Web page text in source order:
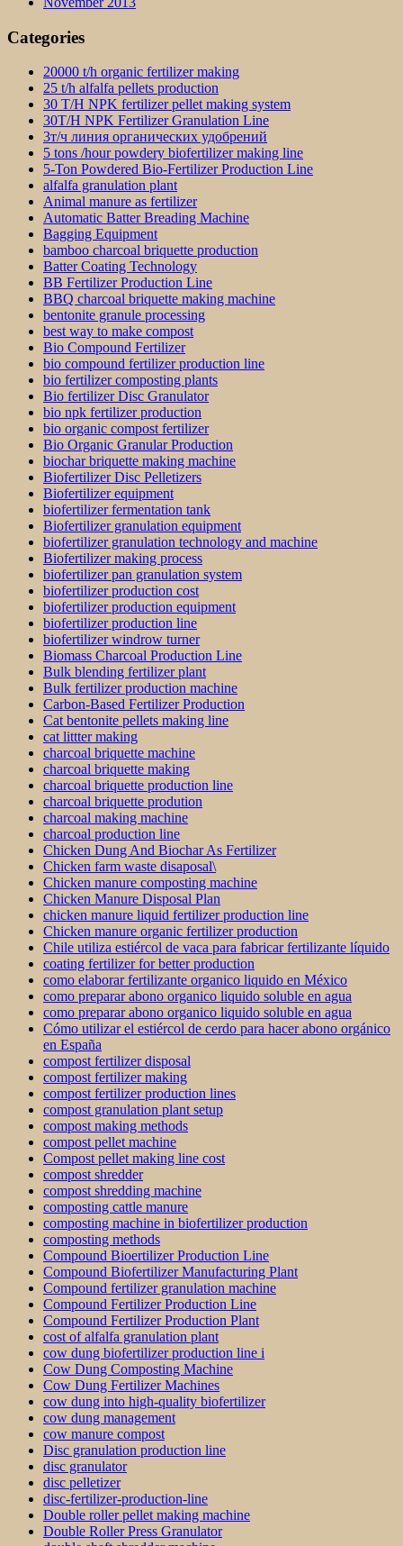
Categories
20000 t/h organic fertilizer making
25 t/h alfalfa pellets production
30 T/H NPK fertilizer pellet making system
30T/H NPK Fertilizer Granulation Line
3т/ч линия органических удобрений
5 tons /hour powdery biofertilizer making line
5-Ton Powdered Bio-Fertilizer Production Line
alfalfa granulation plant
Animal manure as fertilizer
Automatic Batter Breading Machine
Bagging Equipment
bamboo charcoal briquette production
Batter Coating Technology
BB Fertilizer Production Line
BBQ charcoal briquette making machine
bentonite granule processing
best way to make compost
Bio Compound Fertilizer
bio compound fertilizer production line
bio fertilizer composting plants
Bio fertilizer Disc Granulator
bio npk fertilizer production
bio organic compost fertilizer
Bio Organic Granular Production
biochar briquette making machine
Biofertilizer Disc Pelletizers
Biofertilizer equipment
biofertilizer fermentation tank
Biofertilizer granulation equipment
biofertilizer granulation technology and machine
Biofertilizer making process
biofertilizer pan granulation system
biofertilizer production cost
biofertilizer production equipment
biofertilizer production line
biofertilizer windrow turner
Biomass Charcoal Production Line
Bulk blending fertilizer plant
Bulk fertilizer production machine
Carbon-Based Fertilizer Production
Cat bentonite pellets making line
cat littter making
charcoal briquette machine
charcoal briquette making
charcoal briquette production line
charcoal briquette prodution
charcoal making machine
charcoal production line
Chicken Dung And Biochar As Fertilizer
Chicken farm waste disaposal\
Chicken manure composting machine
Chicken Manure Disposal Plan
chicken manure liquid fertilizer production line
Chicken manure organic fertilizer production
Chile utiliza estiércol de vaca para fabricar fertilizante líquido
coating fertilizer for better production
como elaborar fertilizante organico liquido en México
como preparar abono organico liquido soluble en agua
como preparar abono organico liquido soluble en agua
Cómo utilizar el estiércol de cerdo para hacer abono orgánico
en España
compost fertilizer disposal
compost fertilizer making
compost fertilizer production lines
compost granulation plant setup
compost making methods
compost pellet machine
Compost pellet making line cost
compost shredder
compost shredding machine
composting cattle manure
composting machine in biofertilizer production
composting methods
Compound Bioertilizer Production Line
Compound Biofertilizer Manufacturing Plant
Compound fertilizer granulation machine
Compound Fertilizer Production Line
Compound Fertilizer Production Plant
cost of alfalfa granulation plant
cow dung biofertilizer production line i
Cow Dung Composting Machine
Cow Dung Fertilizer Machines
cow dung into high-quality biofertilizer
cow dung management
cow manure compost
Disc granulation production line
disc granulator
disc pelletizer
disc-fertilizer-production-line
Double roller pellet making machine
Double Roller Press Granulator